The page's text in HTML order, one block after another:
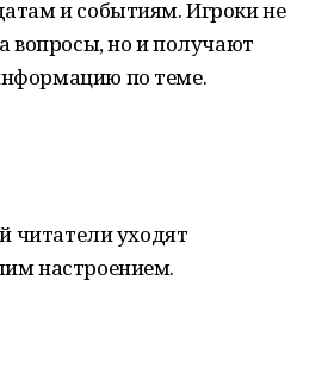
и событиям. Игроки не
вопросы, но и получают
по теме.
читатели уходят
настроением.